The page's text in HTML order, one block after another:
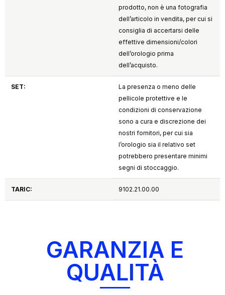
prodotto, non è una fotografia
dell’articolo in vendita, per cui si
consiglia di accertarsi delle
effettive dimensioni/colori
dell’orologio prima
dell’acquisto.
SET:
La presenza o meno delle
pellicole protettive e le
condizioni di conservazione
sono a cura e discrezione dei
nostri fornitori, per cui sia
l’orologio sia il relativo set
potrebbero presentare minimi
segni di stoccaggio.
TARIC: 9102.21.00.00
GARANZIA E
QUALITÀ